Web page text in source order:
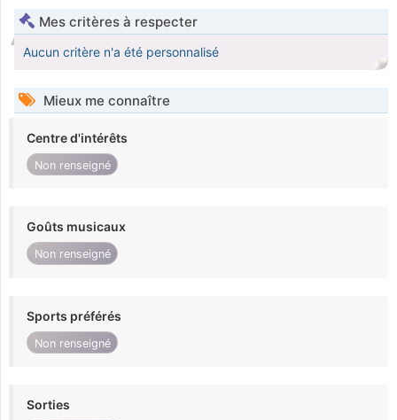
Mes critères à respecter
Aucun critère n'a été personnalisé
Mieux me connaître
Centre d'intérêts
Non renseigné
Goûts musicaux
Non renseigné
Sports préférés
Non renseigné
Sorties